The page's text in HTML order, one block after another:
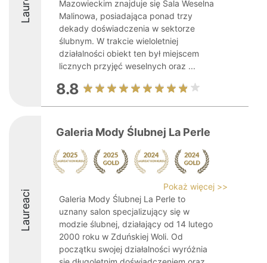
Mazowieckim znajduje się Sala Weselna
Malinowa, posiadająca ponad trzy
dekady doświadczenia w sektorze
ślubnym. W trakcie wieloletniej
działalności obiekt ten był miejscem
licznych przyjęć weselnych oraz ...
8.8
Laureaci
Galeria Mody Ślubnej La Perle
Pokaż więcej >>
Galeria Mody Ślubnej La Perle to
uznany salon specjalizujący się w
modzie ślubnej, działający od 14 lutego
2000 roku w Zduńskiej Woli. Od
początku swojej działalności wyróżnia